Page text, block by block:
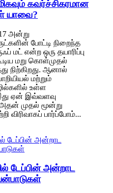
மிகவும் கவர்ச்சிகரமான
யாவை?
அன்று
போட்டி நிறைந்த
மட் என்ற ஒரு தயாரிப்பு
மறு கொள்முதல்
நிற்கிறது. ஆனால்
மற்றும்
உள்ள
ஏன் இவ்வளவு
அதன் முதல் மூன்று
விரிவாகப் பார்ப்போம்...
டேப்பின் அன்றாட